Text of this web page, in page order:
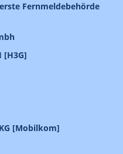
Fernmeldebehörde
[H3G]
[Mobilkom]